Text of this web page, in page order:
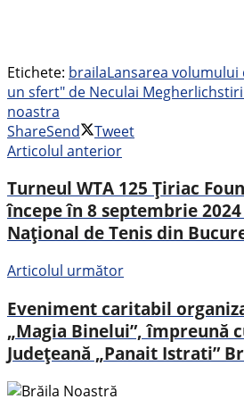
Etichete: brailaLansarea volumului
un sfert" de Neculai Megherlich
noastra
ShareSend
Tweet
Articolul anterior
Turneul WTA 125 Țiriac
începe în 8 septembrie
Național de Tenis din
Articolul următor
Eveniment caritabil
„Magia Binelui”, împreună
Județeană „Panait Istrati”